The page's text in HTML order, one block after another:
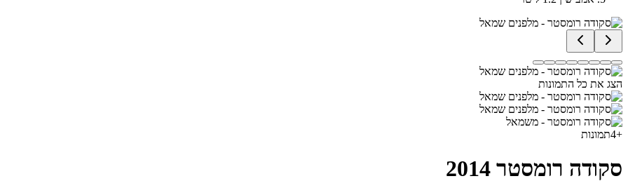
הצג את כל התמונות
+
4תמונות
סקודה רומסטר 2014